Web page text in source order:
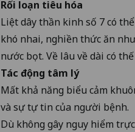
Rối loạn tiêu hóa
Liệt dây thần kinh số 7 có
khó nhai, nghiền thức ăn
nước bọt. Về lâu về dài có
Tác động tâm lý
Mất khả năng biểu cảm
và sự tự tin của người bệnh.
Dù không gây nguy hiểm